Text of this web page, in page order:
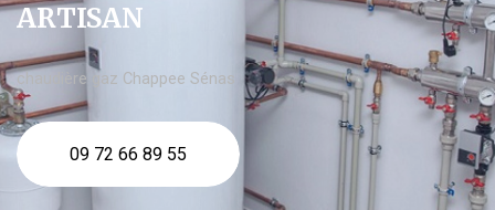
ARTISAN
chaudière gaz Chappee Sénas
09 72 66 89 55